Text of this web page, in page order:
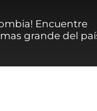
Encuentre
grande del